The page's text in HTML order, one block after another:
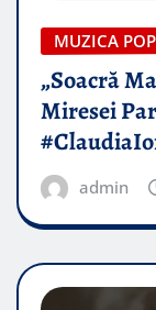
MUZICA
„Soacră
Miresei
admin